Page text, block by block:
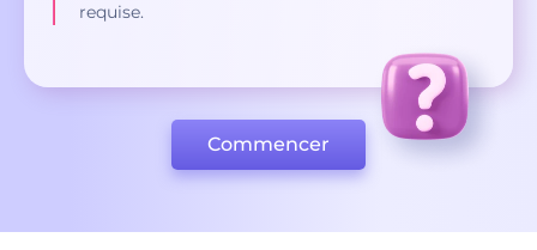
requise.
Commencer